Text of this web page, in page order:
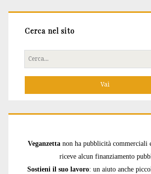
Cerca nel sito
Cerca
per:
Veganzetta non ha pubblicità commerciali
riceve alcun finanziamento
Sostieni il suo lavoro: un aiuto anche